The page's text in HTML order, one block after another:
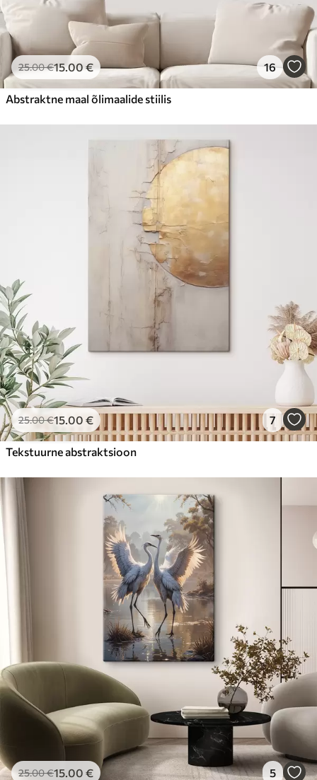
25.00€15.00€ 16
Abstraktne maal õlimaalide stiilis
25.00€15.00 € 7
Tekstuurne abstraktsioon
25.00€15.00 € 5